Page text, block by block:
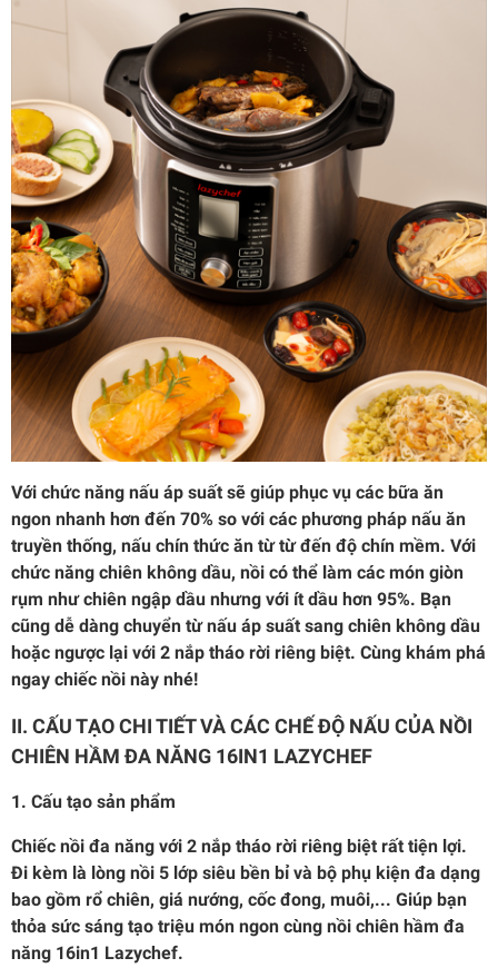
Với chức năng nấu áp suất sẽ giúp phục vụ các bữa ăn
ngon nhanh hơn đến 70% so với các phương pháp nấu ăn
truyền thống, nấu chín thức ăn từ từ đến độ chín mềm. Với
chức năng chiên không dầu, nồi có thể làm các món giòn
rụm như chiên ngập dầu nhưng với ít dầu hơn 95%. Bạn
cũng dễ dàng chuyển từ nấu áp suất sang chiên không dầu
hoặc ngược lại với 2 nắp tháo rời riêng biệt. Cùng khám phá
ngay chiếc nồi này nhé!
II. CẤU TẠO CHI TIẾT VÀ CÁC CHẾ ĐỘ NẤU CỦA NỒI
CHIÊN HẦM ĐA NĂNG 16IN1 LAZYCHEF
1. Cấu tạo sản phẩm
Chiếc nồi đa năng với 2 nắp tháo rời riêng biệt rất tiện lợi.
Đi kèm là lòng nồi 5 lớp siêu bền bỉ và bộ phụ kiện đa dạng
bao gồm rổ chiên, giá nướng, cốc đong, muôi,... Giúp bạn
thỏa sức sáng tạo triệu món ngon cùng nồi chiên hầm đa
năng 16in1 Lazychef.